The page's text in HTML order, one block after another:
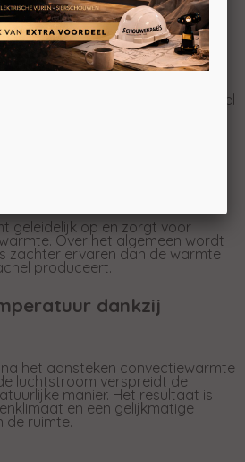
warmte met
om warmte een lange
lang nadat het vuur in de kachel
aangename
dankzij
geleidelijk op en zorgt voor
Over het algemeen wordt
zachter ervaren dan de warmte
produceert.
dankzij
het aansteken convectiewarmte
luchtstroom verspreidt de
manier. Het resultaat is
en een gelijkmatige
de ruimte.